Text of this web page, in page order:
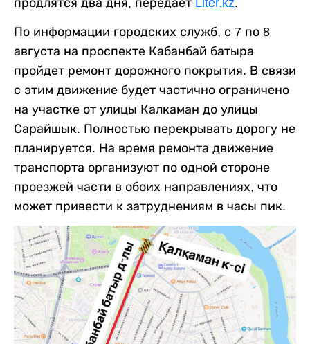
По информации городских служб, с 7 по 8
августа на проспекте Кабанбай батыра
пройдет ремонт дорожного покрытия. В связи
с этим движение будет частично ограничено
на участке от улицы Калкаман до улицы
Сарайшык. Полностью перекрывать дорогу не
планируется. На время ремонта движение
транспорта организуют по одной стороне
проезжей части в обоих направлениях, что
может привести к затруднениям в часы пик.